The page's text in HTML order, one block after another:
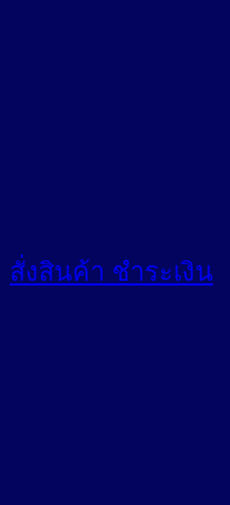
สั่งสินค้า ชำระเงิน